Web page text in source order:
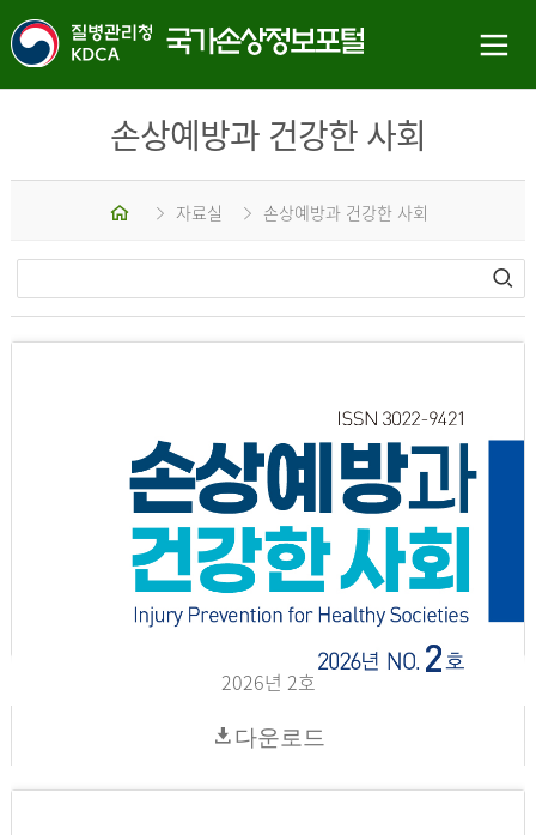
손상예방과 건강한 사회
홈 자료실 손상예방과 건강한 사회
2026년 2호
다운로드